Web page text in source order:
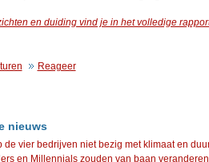
en duiding vind je in het volledige
Reageer
nieuws
de vier bedrijven niet bezig met klimaat en
en Millennials zouden van baan